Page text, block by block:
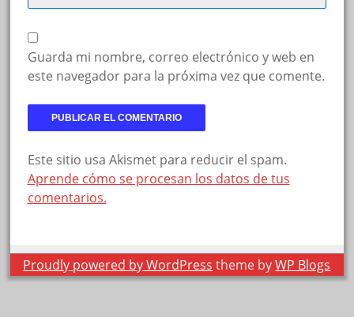
Guarda mi nombre, correo electrónico y web en
este navegador para la próxima vez que comente.
Este sitio usa Akismet para reducir el spam.
Aprende cómo se procesan los datos de tus
comentarios.
Proudly powered by WordPress theme byWP Blogs